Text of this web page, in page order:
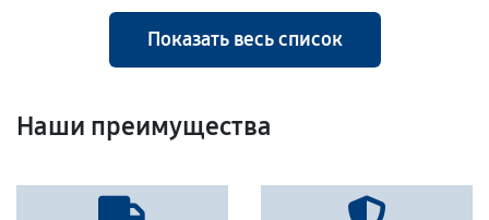
Показать весь список
Наши преимущества